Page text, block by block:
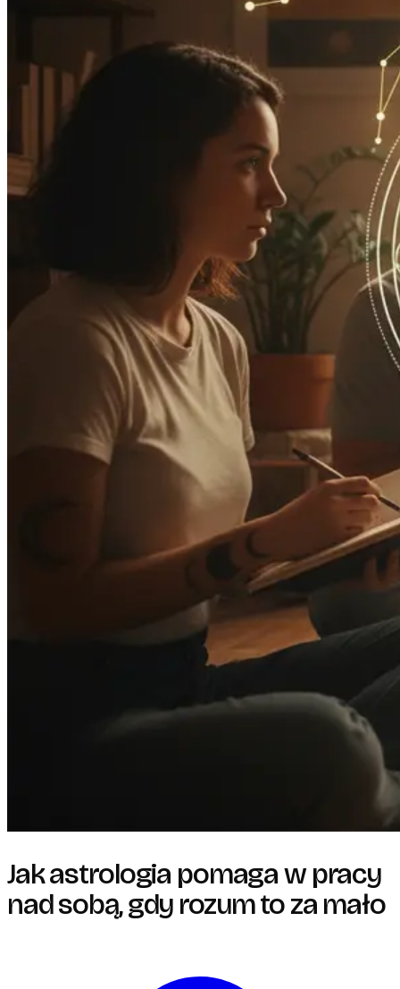
Jak astrologia pomaga w pracy
nad sobą, gdy rozum to za mało